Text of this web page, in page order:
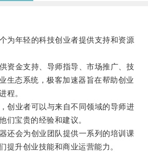
年轻的科技创业者提供支持和资源
金支持、导师指导、市场推广、技
生态系统，极客加速器旨在帮助创业
程。
业者可以与来自不同领域的导师进
们宝贵的经验和建议。
会为创业团队提供一系列的培训课
提升创业技能和商业运营能力。